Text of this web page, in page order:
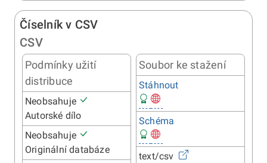
Číselník v CSV
CSV
Podmínky užití
distribuce
Neobsahuje
Autorské dílo
Neobsahuje
Originální databáze
Soubor ke stažení
Stáhnout
Schéma
text/csv